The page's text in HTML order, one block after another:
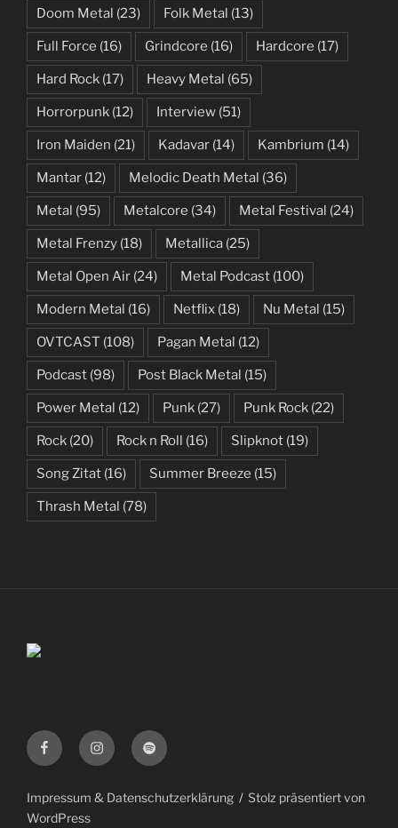
Doom Metal (23) Folk Metal (13)
Full Force (16) Grindcore (16) Hardcore (17)
Hard Rock (17) Heavy Metal (65)
Horrorpunk (12) Interview (51)
Iron Maiden (21) Kadavar (14) Kambrium (14)
Mantar (12) Melodic Death Metal (36)
Metal (95) Metalcore (34) Metal Festival (24)
Metal Frenzy (18) Metallica (25)
Metal Open Air (24) Metal Podcast (100)
Modern Metal (16) Netflix (18) Nu Metal (15)
OVTCAST (108) Pagan Metal (12)
Podcast (98) Post Black Metal (15)
Power Metal (12) Punk (27) Punk Rock (22)
Rock (20) Rock n Roll (16) Slipknot (19)
Song Zitat (16) Summer Breeze (15)
Thrash Metal (78)
FacebookInstagramSpotify
Impressum & Datenschutzerklärung
Stolz präsentiert von
WordPress